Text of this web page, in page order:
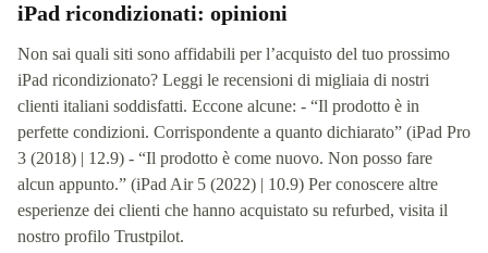
iPad ricondizionati: opinioni
Non sai quali siti sono affidabili per l’acquisto del tuo prossimo
iPad ricondizionato? Leggi le recensioni di migliaia di nostri
clienti italiani soddisfatti. Eccone alcune: - “Il prodotto è in
perfette condizioni. Corrispondente a quanto dichiarato” (iPad Pro
3 (2018) | 12.9) - “Il prodotto è come nuovo. Non posso fare
alcun appunto.” (iPad Air 5 (2022) | 10.9) Per conoscere altre
esperienze dei clienti che hanno acquistato su refurbed, visita il
nostro profilo Trustpilot.